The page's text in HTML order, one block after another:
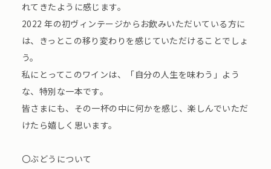
れてきたように感じます。
2022 年の初ヴィンテージからお飲みいただいている方に
は、きっとこの移り変わりを感じていただけることでしょ
う。
私にとってこのワインは、「自分の人生を味わう」よう
な、特別な一本です。
皆さまにも、その一杯の中に何かを感じ、楽しんでいただ
けたら嬉しく思います。
〇ぶどうについて